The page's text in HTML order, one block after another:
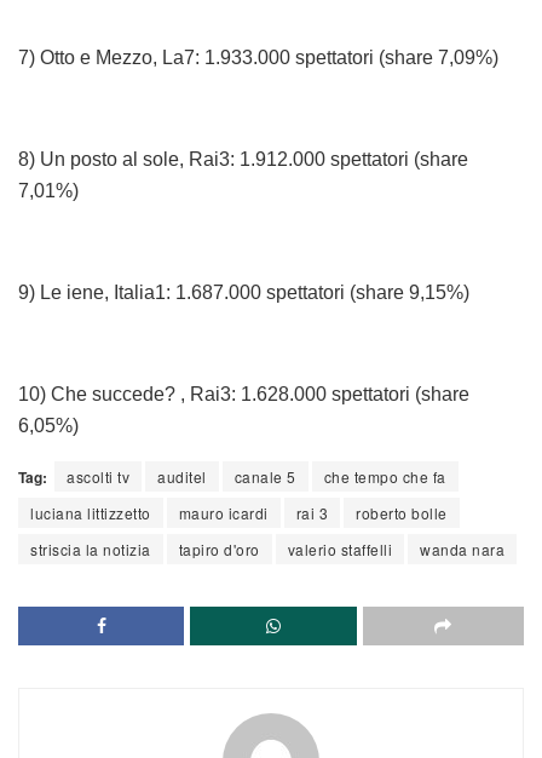
7) Otto e Mezzo, La7: 1.933.000 spettatori (share 7,09%)
8) Un posto al sole, Rai3: 1.912.000 spettatori (share
7,01%)
9) Le iene, Italia1: 1.687.000 spettatori (share 9,15%)
10) Che succede? , Rai3: 1.628.000 spettatori (share
6,05%)
Tag: ascolti tv auditel canale 5
che tempo che fa
luciana littizzetto
mauro icardi rai 3
roberto bolle
striscia la notizia
tapiro d'oro valerio staffelli wanda nara